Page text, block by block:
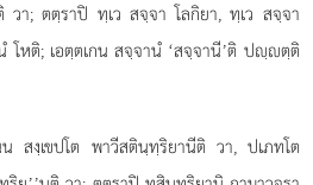
วา; ตตฺราปิ ทฺเว สจฺจา โลกิยา, ทฺเว สจฺจา
โหติ; เอตฺตเกน สจฺจานํ ‘สจฺจานี’ติ ปฺตฺติ
สงฺเขปโต พาวีสตินฺทฺริยานีติ วา, ปเภทโต